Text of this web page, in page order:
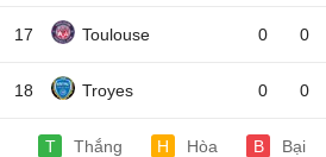
17 Toulouse 0 0
18 Troyes 0 0
T Thắng H Hòa B Bại